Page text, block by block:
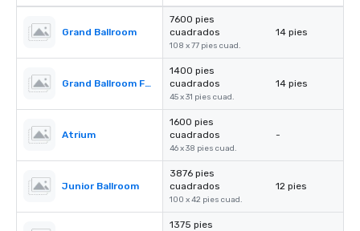
Grand Ballroom
7600 pies
cuadrados
108 x 77 pies cuad.
14 pies
Grand Ballroom Foyer
1400 pies
cuadrados
45 x 31 pies cuad.
14 pies
Atrium
1600 pies
cuadrados
46 x 38 pies cuad.
-
Junior Ballroom
3876 pies
cuadrados
100 x 42 pies cuad.
12 pies
1375 pies